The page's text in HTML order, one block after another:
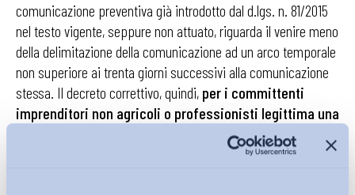
comunicazione preventiva già introdotto dal d.lgs. n. 81/2015
nel testo vigente, seppure non attuato, riguarda il venire meno
della delimitazione della comunicazione ad un arco temporale
non superiore ai trenta giorni successivi alla comunicazione
stessa. Il decreto correttivo, quindi, per i committenti
imprenditori non agricoli o professionisti legittima una
comunicazione unica per interi mesi di lavoro
, giacché la norma pone un limite temporale